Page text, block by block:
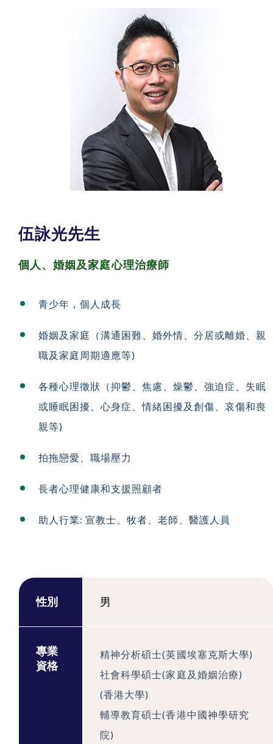
伍詠光先生
個人、婚姻及家庭心理治療師
青少年，個人成長
婚姻及家庭（溝通困難、婚外情、分居或離婚、親
職及 家庭周期適應等)
各種心理徵狀（抑鬱、焦慮、燥鬱、強迫症、失眠
或睡眠困擾、心身症、情緒困擾及創傷、哀傷和喪
親等)
拍拖戀愛、職場壓力
長者心理健康和支援照顧者
助人行業: 宣教士、牧者、老師、醫護人員
性別 男
專業
資格
精神分析碩士(英國埃塞克斯大學)
社會科學碩士(家庭及婚姻治療)
(香港大學)
輔導教育碩士(香港中國神學研究
院)